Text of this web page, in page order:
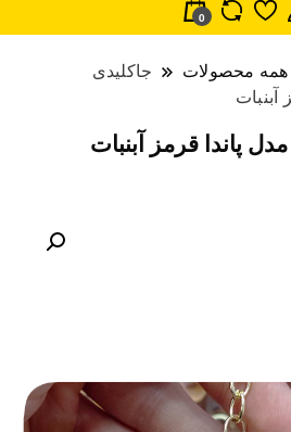
0
همه محصولات
جاکلیدی
آبنبات
پاندا قرمز آبنبات